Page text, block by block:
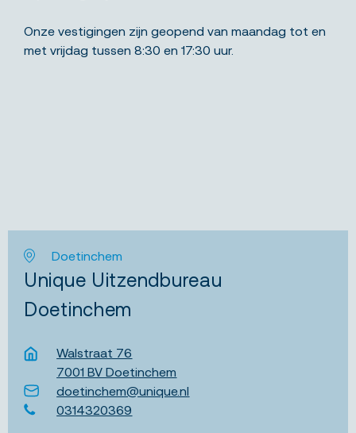
Onze vestigingen zijn geopend van maandag tot en
met vrijdag tussen 8:30 en 17:30 uur.
Doetinchem
Unique Uitzendbureau
Doetinchem
Walstraat 76
7001 BV Doetinchem
doetinchem@unique.nl
0314320369